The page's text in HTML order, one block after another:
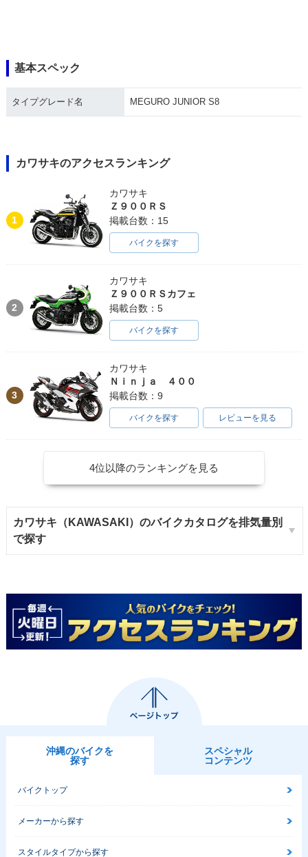
基本スペック
タイプグレード名 MEGURO JUNIOR S8
カワサキのアクセスランキング
1
カワサキ
Ｚ９００ＲＳ
掲載台数：15
バイクを探す
2
カワサキ
Ｚ９００ＲＳカフェ
掲載台数：5
バイクを探す
3
カワサキ
Ｎｉｎｊａ ４００
掲載台数：9
バイクを探す レビューを見る
4位以降のランキングを見る
カワサキ（KAWASAKI）のバイクカタログを排気量別
で探す
沖縄のバイクを
探す
スペシャル
コンテンツ
バイクトップ
メーカーから探す
スタイルタイプから探す